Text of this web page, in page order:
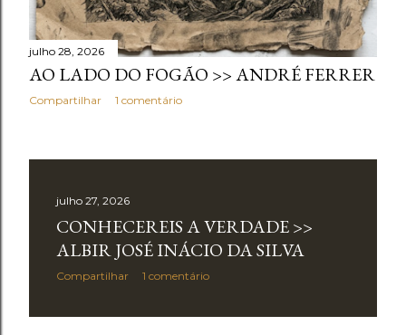
julho 28, 2026
AO LADO DO FOGÃO >> ANDRÉ FERRER
Compartilhar 1 comentário
julho 27, 2026
CONHECEREIS A VERDADE >>
ALBIR JOSÉ INÁCIO DA SILVA
Compartilhar 1 comentário